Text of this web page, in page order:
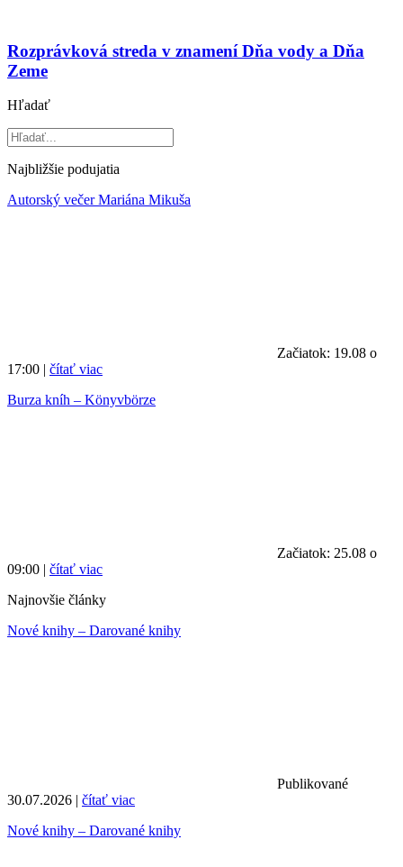
Rozprávková streda v znamení Dňa vody a Dňa
Zeme
Hľadať
Najbližšie podujatia
Autorský večer Mariána Mikuša
Začiatok: 19.08 o
17:00 | čítať viac
Burza kníh – Könyvbörze
Začiatok: 25.08 o
09:00 | čítať viac
Najnovšie články
Nové knihy – Darované knihy
Publikované
30.07.2026 | čítať viac
Nové knihy – Darované knihy